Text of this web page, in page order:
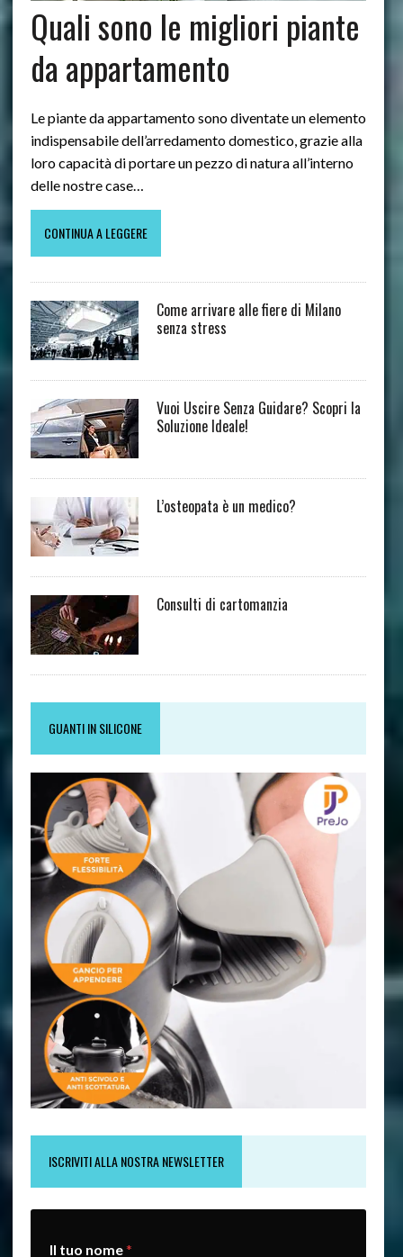
Quali sono le migliori piante
da appartamento
Le piante da appartamento sono diventate un elemento
indispensabile dell’arredamento domestico, grazie alla
loro capacità di portare un pezzo di natura all’interno
delle nostre case…
CONTINUA A LEGGERE
Come arrivare alle fiere di Milano
senza stress
Vuoi Uscire Senza Guidare? Scopri la
Soluzione Ideale!
L’osteopata è un medico?
Consulti di cartomanzia
GUANTI IN SILICONE
ISCRIVITI ALLA NOSTRA NEWSLETTER
m
Il tuo nome*